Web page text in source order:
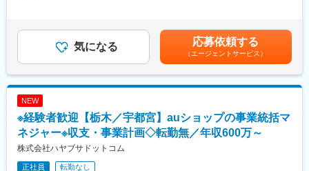
物をご覧頂けることで、買取にご興味のある方はすぐに覚えて頂
けます。
創立から20年以上、貴金属・宝飾品を全国の店舗を通じて仕入・
に当社の相場情報をご利用いただくなど、業界内で広く認知され
ています。
・現場課題を吸い上げ、品質向上と業務分担の最適化を主導
・主要取引先と情報共有し、継続受注に向けた関係を維持
※将来的には経営判断や新規事業にも関与し、経営領域の経験も可
す。各担当が専門性を持ち、案件を連携して進めています。少数
体制のため現場の声が届きやすく、改善案を部門運営へ反映しや
すい環境です。意思決定も早く、判断を実行へ移しやすい点が特
徴です。
て上下する可能性があります。月給(月額)は固定手当を含めた表記
です。 気になる 応募依頼する
（エージェントサービス）
NEW
※経験者歓迎【栃木／宇都宮】auショップの事業統括マ
ネジャー※収支・事業計画◇転勤無／年収600万～
株式会社ハヤブサドットコム
正社員 転勤なし